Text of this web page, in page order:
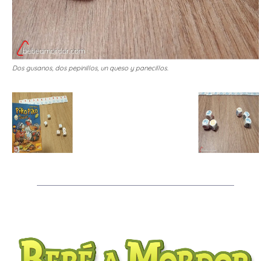
Dos gusanos, dos pepinillos, un queso y panecillos.